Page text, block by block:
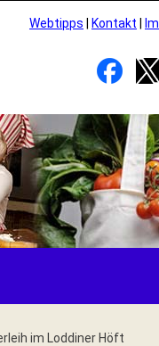
Webtipps Kontakt
im Loddiner Höft